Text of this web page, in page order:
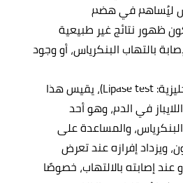
ليُساهم في هضم
ظهور نتائج غير طبيعية
بالتهاب البنكرياس، أو وجود
تحليل إنزيم ليباز: (بالإنجليزية: Lipase test)، يقيس هذا
في الدم، وهو أحد
البنكرياس، والمساعدة على
إفرازه عند تعرض
عند إصابته بالالتهاب، خصوصًا